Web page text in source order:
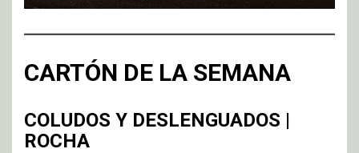
CARTÓN DE LA SEMANA
COLUDOS Y DESLENGUADOS |
ROCHA